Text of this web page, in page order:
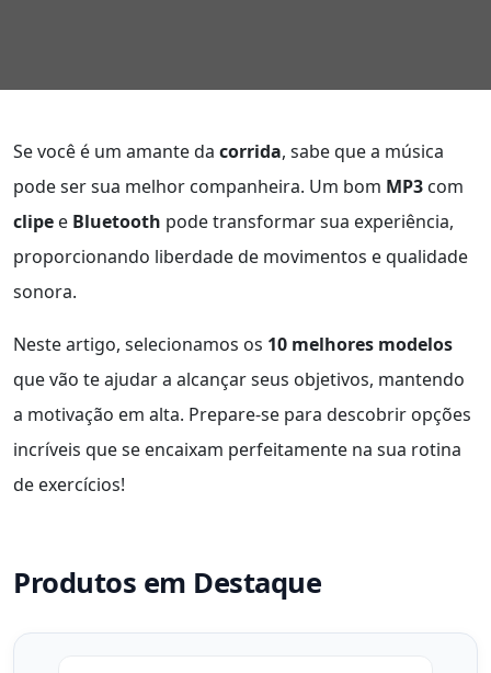
Se você é um amante da corrida, sabe que a música
pode ser sua melhor companheira. Um bom MP3 com
clipe e Bluetooth pode transformar sua experiência,
proporcionando liberdade de movimentos e qualidade
sonora.
Neste artigo, selecionamos os 10 melhores modelos
que vão te ajudar a alcançar seus objetivos, mantendo
a motivação em alta. Prepare-se para descobrir opções
incríveis que se encaixam perfeitamente na sua rotina
de exercícios!
Produtos em Destaque